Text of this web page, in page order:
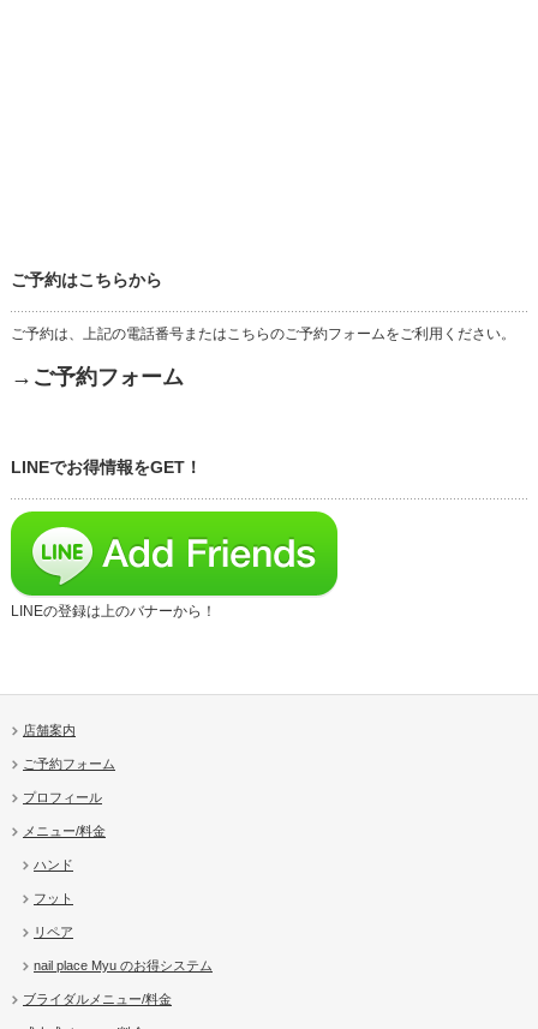
ご予約はこちらから
ご予約は、上記の電話番号またはこちらのご予約フォームをご利用ください。
→ご予約フォーム
LINEでお得情報をGET！
LINEの登録は上のバナーから！
店舗案内
ご予約フォーム
プロフィール
メニュー/料金
ハンド
フット
リペア
nail place Myu のお得システム
ブライダルメニュー/料金